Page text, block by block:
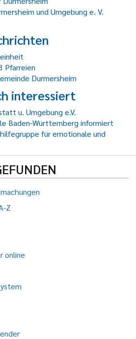
und Umgebung e. V.
Pfarreien
Durmersheim
interessiert
u. Umgebung e.V.
Baden-Württemberg informiert
für emotionale und
Z
online